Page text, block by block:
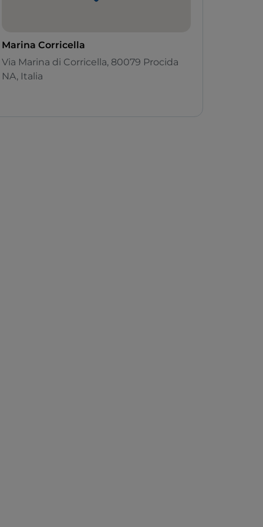
Marina Corricella
Via Marina di Corricella, 80079 Procida
NA, Italia